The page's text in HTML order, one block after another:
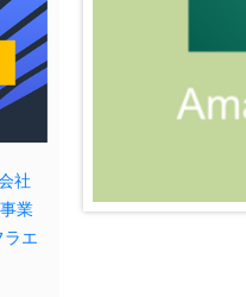
社
業
ラエ